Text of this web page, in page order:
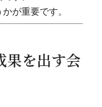
が重要です。
果を出す会